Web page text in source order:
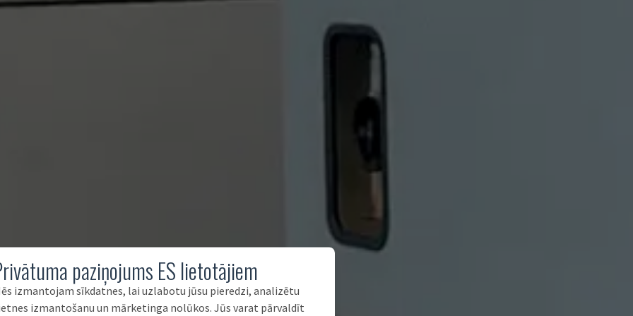
paziņojums ES lietotājiem
izmantojam sīkdatnes, lai uzlabotu jūsu pieredzi, analizētu
izmantošanu un mārketinga nolūkos. Jūs varat pārvaldīt